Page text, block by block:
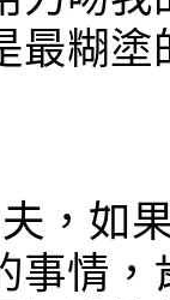
最糊
，如
事情